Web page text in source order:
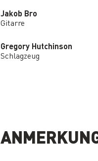
Jakob Bro
Gitarre
Gregory Hutchinson
Schlagzeug